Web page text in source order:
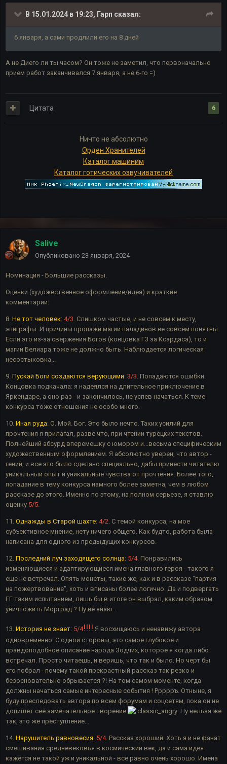
В 15.01.2024 в 19:23, Гарп сказал:
6 января, а сами продлили его на 8 дней
А не Диего ли ты часом? Он тоже не заметил, что первоначально
прием работ заканчивался 7 января, а не 6-го =)
6
Цитата
Ничто не абсолютно
Орден Хранителей
Каталог машиним
Каталог готических озвучивателей
Salive
Опубликовано 23 января, 2024
Номинация - Большие рассказы.
Оценки (художественное оформление/идея) и краткие
комментарии:
8. Не тот человек: 4/3 . Слишком частые, и не совсем к месту,
эпиграфы. И причины пропажи магии паладинов не совсем понятны.
Если это из-за свержения Богов (концовка Г3 за Ксардаса), то и
магии Белиара тоже не должно быть. Наблюдается логическая
несостыковка...
9. Пускай Боги создаются верующими: 3/3 . Попадаются ошибки.
Концовка подкачала: я надеялся на длительное приключение в
Яркендаре, а оно раз - и закончилось, не успев начаться. К теме
конкурса тоже отношения не особо много.
10. Иная руда: О. Мой. Бог. Это было нечто. Таких усилий для
прочтения я прилагал, разве что, при чтении турецких текстов.
Полнейший абсурд вперемешку с юмором и...весьма специфическим
художественным оформлением. Я абсолютно уверен, что автор -
гений, и все это было сделано специально, дабы принести читателю
уникальный опыт и уникальные чувства от прочтения. Более того,
попадание в тему конкурса намного более заметна, чем в любом
рассказе до этого. Именно по этому, на полном серьезе, я ставлю
оценку 5/5
11. Однажды в Старой шахте: 4/2 . С темой конкурса, на мое
субъективное мнение, нету ничего общего. Как будто, работа была
написана для одного из предыдущих конкурсов.
12. Последний луч заходящего солнца: 5/4. Понравились
изменяющиеся и адаптирующиеся имена главного героя - такого я
еще не встречал. Опять монеты, такие же, как и в рассказе "партия
на пожертвование", хоть и вписаны более логично. Да и подвергать
ГГ таким испытанием, лишь бы в итоге он выбрал, каким образом
уничтожить Морград ? Ну не знаю...
13. История не знает: 5/4!!!! Я восхищаюсь и ненавижу автора
одновременно. С одной стороны, это самое глубокое и
правдоподобное описание народа Зодчих, которое я когда либо
встречал. Просто читаешь, и веришь, что так и было. Но черт бы
его побрал - почему такой прекрастный рассказ так резко и
безосновательно обрывается ?! На том самом моменте, когда
должны начаться самые интересные события ! Ррррръ. Отныне, я
буду преследовать автора по всем форумам и соцсетям, пока он не
допишет сеё замечательное творение
Ну нельзя же
так, это же преступление...
14. Нарушитель равновесия: 5/4. Рассказ хороший. Хоть я и не фанат
смешивания средневековья в космический век, да и сама идея
кажется не такой уж и уникальной - все равно очень хорошо. Имена